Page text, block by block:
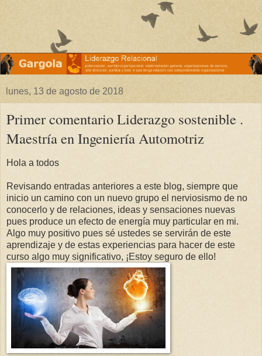
lunes, 13 de agosto de 2018
Primer comentario Liderazgo sostenible .
Maestría en Ingeniería Automotriz
Hola a todos
Revisando entradas anteriores a este blog, siempre que
inicio un camino con un nuevo grupo el nerviosismo de no
conocerlo y de relaciones, ideas y sensaciones nuevas
pues produce un efecto de energía muy particular en mi.
Algo muy positivo pues sé ustedes se servirán de este
aprendizaje y de estas experiencias para hacer de este
curso algo muy significativo, ¡Estoy seguro de ello!